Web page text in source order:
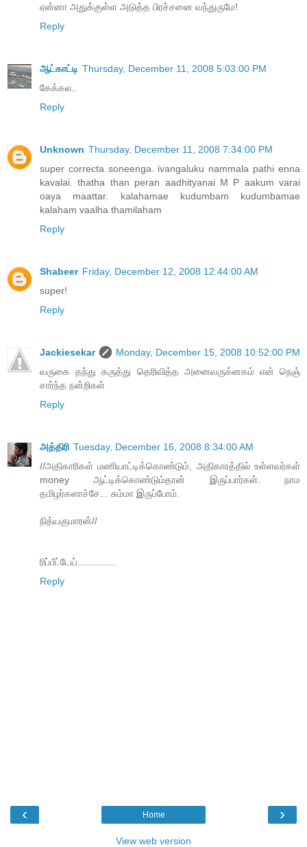
ஏன்னா அதுக்குள்ள அடுத்த பிரச்சனை வந்துருமே!
Reply
ஆட்காட்டி Thursday, December 11, 2008 5:03:00 PM
கேக்கல..
Reply
Unknown Thursday, December 11, 2008 7:34:00 PM
super correcta soneenga. ivangaluku nammala pathi enna
kavalai. thatha than peran aadhityanai M P aakum varai
oaya maattar. kalahamae kudumbam kudumbamae
kalaham vaalha thamilaham
Reply
Shabeer Friday, December 12, 2008 12:44:00 AM
super!
Reply
Jackiesekar
Monday, December 15, 2008 10:52:00 PM
வருகை தந்து கருத்து தெரிவித்த அனைவருக்னகம் என் நெஞ்
சார்ந்த நன்றிகள்
Reply
அத்திரி Tuesday, December 16, 2008 8:34:00 AM
//அதிகாரிகள் மணியாட்டிக்கொண்டும், அதிகாரத்தில் உள்ளவர்கள்
money ஆட்டிக்கொண்டும்தான் இருப்பார்கள். நாம
தமிழர்களாச்சே... சும்மா இருப்போம்.
நித்யகுமாரன்//
ரிப்பீட்டேய்..............
Reply
‹ ›
Home
View web version